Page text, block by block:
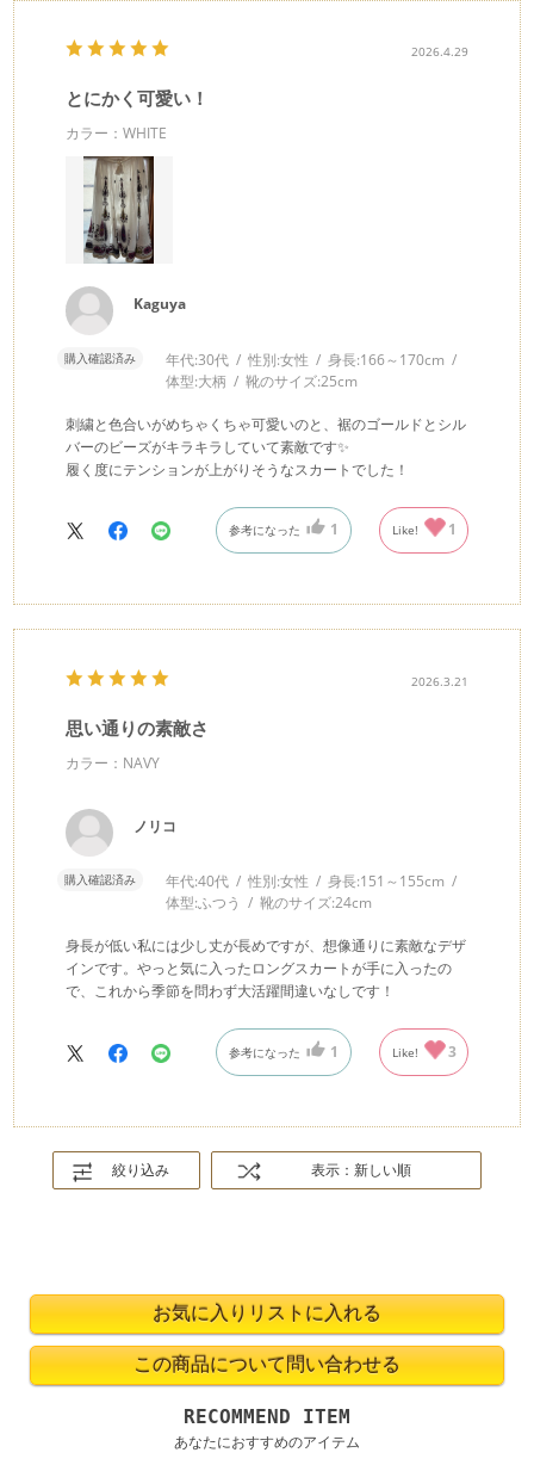
2026.4.29
とにかく可愛い！
カラー：WHITE
Kaguya
購入確認済み 年代:30代 性別:女性 身長:166～170cm
体型:大柄 靴のサイズ:25cm
刺繍と色合いがめちゃくちゃ可愛いのと、裾のゴールドとシル
バーのビーズがキラキラしていて素敵です✨
履く度にテンションが上がりそうなスカートでした！
参考になった 1 Like! 1
2026.3.21
思い通りの素敵さ
カラー：NAVY
ノリコ
購入確認済み 年代:40代 性別:女性 身長:151～155cm
体型:ふつう 靴のサイズ:24cm
身長が低い私には少し丈が長めですが、想像通りに素敵なデザ
インです。やっと気に入ったロングスカートが手に入ったの
で、これから季節を問わず大活躍間違いなしです！
参考になった 1 Like! 3
絞り込み 表示：新しい順
RECOMMEND ITEM
あなたにおすすめのアイテム